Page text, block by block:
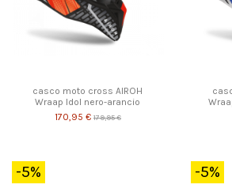
casco moto cross AIROH
Wraap Idol nero-arancio
170,95 € 179,95 €
-5% -5%